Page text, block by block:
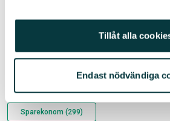
Tillåt alla
Endast nödvändiga
Relaterade ämnen
Sparekonom (299)